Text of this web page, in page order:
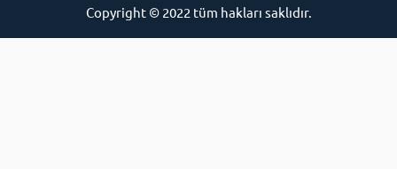
Copyright © 2022 tüm hakları saklıdır.